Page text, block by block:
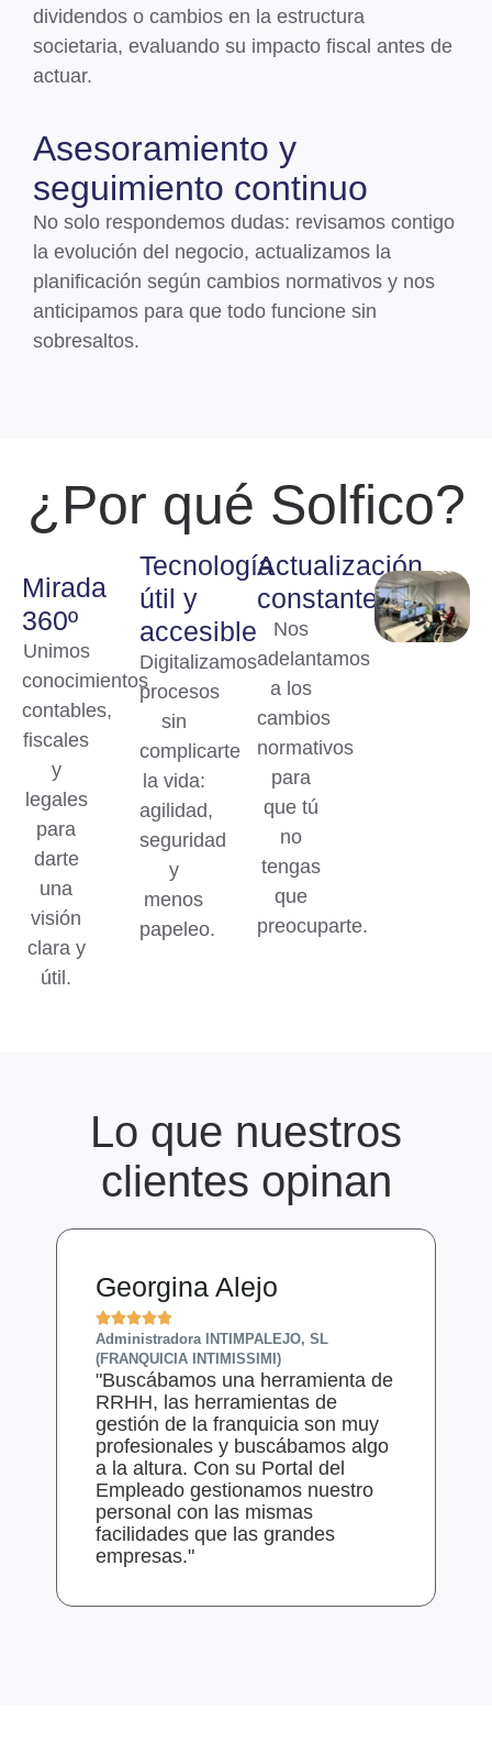
dividendos o cambios en la estructura
societaria, evaluando su impacto fiscal antes de
actuar.
Asesoramiento y
seguimiento continuo
No solo respondemos dudas: revisamos contigo
la evolución del negocio, actualizamos la
planificación según cambios normativos y nos
anticipamos para que todo funcione sin
sobresaltos.
¿Por qué Solfico?
Mirada
360º
Unimos
conocimientos
contables,
fiscales
y
legales
para
darte
una
visión
clara y
útil.
Tecnología
útil y
accesible
Digitalizamos
procesos
sin
complicarte
la vida:
agilidad,
seguridad
y
menos
papeleo.
Actualización
constante
Nos
adelantamos
a los
cambios
normativos
para
que tú
no
tengas
que
preocuparte.
Lo que nuestros
clientes opinan
Georgina Alejo

Administradora INTIMPALEJO, SL
(FRANQUICIA INTIMISSIMI)
"Buscábamos una herramienta de
RRHH, las herramientas de
gestión de la franquicia son muy
profesionales y buscábamos algo
a la altura. Con su Portal del
Empleado gestionamos nuestro
personal con las mismas
facilidades que las grandes
empresas."